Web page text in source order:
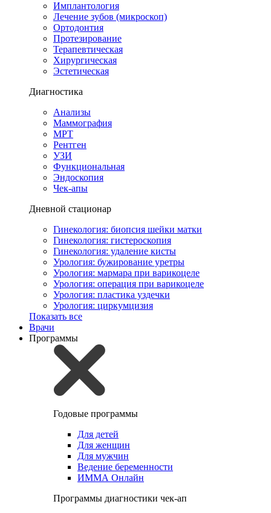
Имплантология
Лечение зубов (микроскоп)
Ортодонтия
Протезирование
Терапевтическая
Хирургическая
Эстетическая
Диагностика
Анализы
Маммография
МРТ
Рентген
УЗИ
Функциональная
Эндоскопия
Чек-апы
Дневной стационар
Гинекология: биопсия шейки матки
Гинекология: гистероскопия
Гинекология: удаление кисты
Урология: бужирование уретры
Урология: мармара при варикоцеле
Урология: операция при варикоцеле
Урология: пластика уздечки
Урология: циркумцизия
Показать все
Врачи
Программы
Годовые программы
Для детей
Для женщин
Для мужчин
Ведение беременности
ИММА Онлайн
Программы диагностики чек-ап